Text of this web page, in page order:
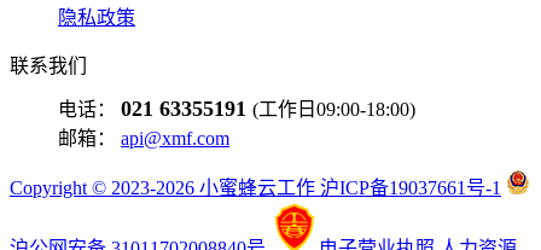
隐私政策
联系我们
电话： 021 63355191 (工作日09:00-18:00)
邮箱： api@xmf.com
Copyright © 2023-2026 小蜜蜂云工作 沪ICP备19037661号-1